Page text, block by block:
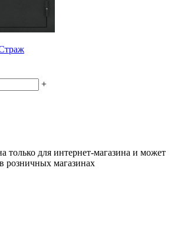
+
только для интернет-магазина и может
розничных магазинах